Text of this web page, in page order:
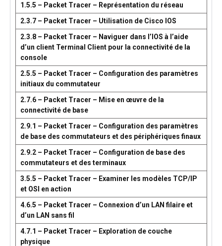
1.5.5 – Packet Tracer – Représentation du réseau
2.3.7 – Packet Tracer – Utilisation de Cisco IOS
2.3.8 – Packet Tracer – Naviguer dans l’IOS à l’aide
d’un client Terminal Client pour la connectivité de la
console
2.5.5 – Packet Tracer – Configuration des paramètres
initiaux du commutateur
2.7.6 – Packet Tracer – Mise en œuvre de la
connectivité de base
2.9.1 – Packet Tracer – Configuration des paramètres
de base des commutateurs et des périphériques finaux
2.9.2 – Packet Tracer – Configuration de base des
commutateurs et des terminaux
3.5.5 – Packet Tracer – Examiner les modèles TCP/IP
et OSI en action
4.6.5 – Packet Tracer – Connexion d’un LAN filaire et
d’un LAN sans fil
4.7.1 – Packet Tracer – Exploration de couche
physique